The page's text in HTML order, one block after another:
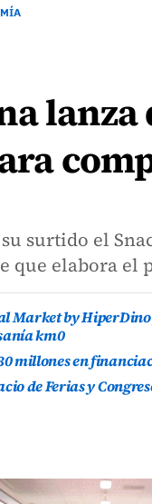
lanza
surtido el
que elabora el
Market by
km0
millones en
de Ferias y